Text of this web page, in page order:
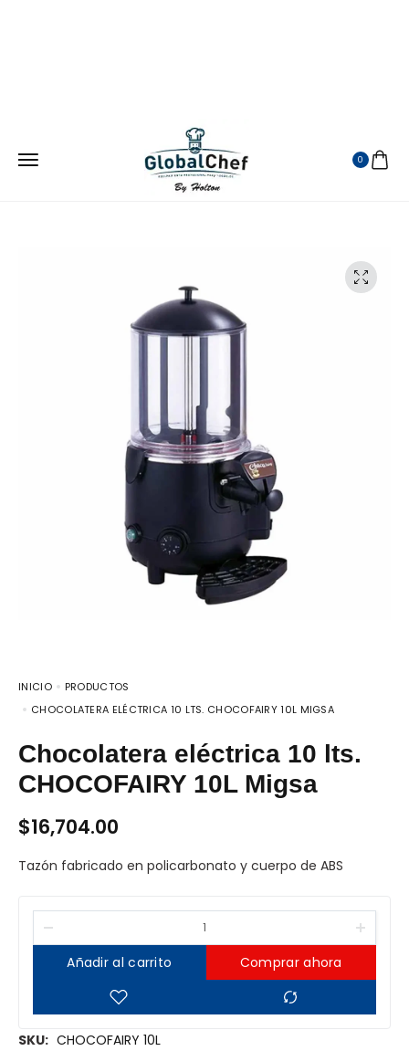
0
INICIO
PRODUCTOS
CHOCOLATERA ELÉCTRICA 10 LTS. CHOCOFAIRY 10L MIGSA
Chocolatera eléctrica 10 lts.
CHOCOFAIRY 10L Migsa
$16,704.00
Tazón fabricado en policarbonato y cuerpo de ABS
Añadir al carrito Comprar ahora
SKU: CHOCOFAIRY 10L